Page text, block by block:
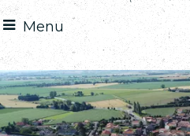
Menu